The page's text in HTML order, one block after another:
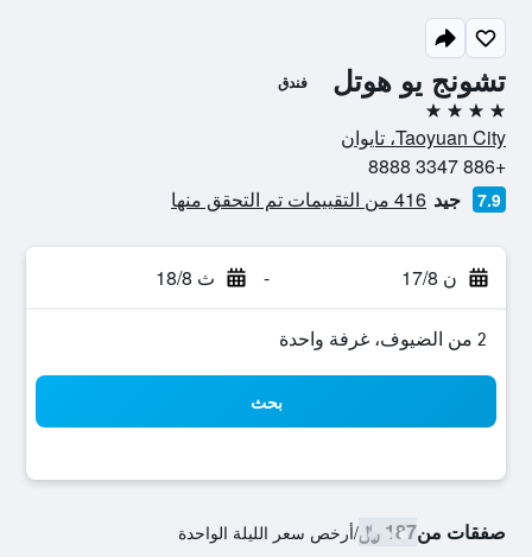
تشونج يو هوتل فندق
4 نجوم
Taoyuan City، تايوان
+886 3347 8888
7.9 جيد 416 من التقييمات تم التحقق منها
ن 17/8 - ث 18/8
2 من الضيوف، غرفة واحدة
بحث
صفقات من187 ﷼ /أرخص سعر الليلة الواحدة